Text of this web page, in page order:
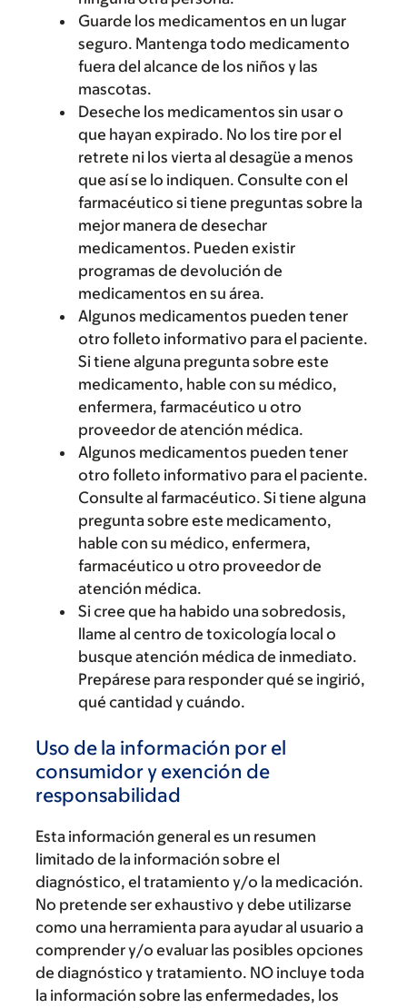
Guarde los medicamentos en un lugar
seguro. Mantenga todo medicamento
fuera del alcance de los niños y las
mascotas.
Deseche los medicamentos sin usar o
que hayan expirado. No los tire por el
retrete ni los vierta al desagüe a menos
que así se lo indiquen. Consulte con el
farmacéutico si tiene preguntas sobre la
mejor manera de desechar
medicamentos. Pueden existir
programas de devolución de
medicamentos en su área.
Algunos medicamentos pueden tener
otro folleto informativo para el paciente.
Si tiene alguna pregunta sobre este
medicamento, hable con su médico,
enfermera, farmacéutico u otro
proveedor de atención médica.
Algunos medicamentos pueden tener
otro folleto informativo para el paciente.
Consulte al farmacéutico. Si tiene alguna
pregunta sobre este medicamento,
hable con su médico, enfermera,
farmacéutico u otro proveedor de
atención médica.
Si cree que ha habido una sobredosis,
llame al centro de toxicología local o
busque atención médica de inmediato.
Prepárese para responder qué se ingirió,
qué cantidad y cuándo.
Uso de la información por el
consumidor y exención de
responsabilidad
Esta información general es un resumen
limitado de la información sobre el
diagnóstico, el tratamiento y/o la medicación.
No pretende ser exhaustivo y debe utilizarse
como una herramienta para ayudar al usuario a
comprender y/o evaluar las posibles opciones
de diagnóstico y tratamiento. NO incluye toda
la información sobre las enfermedades, los